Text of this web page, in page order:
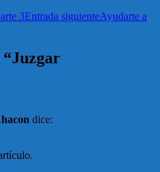
3Entrada siguienteAyudarte a
“Juzgar
dice: